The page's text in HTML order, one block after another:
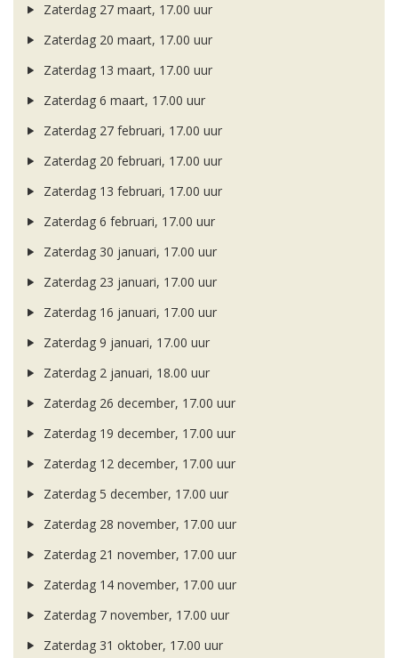
Zaterdag 27 maart, 17.00 uur
Zaterdag 20 maart, 17.00 uur
Zaterdag 13 maart, 17.00 uur
Zaterdag 6 maart, 17.00 uur
Zaterdag 27 februari, 17.00 uur
Zaterdag 20 februari, 17.00 uur
Zaterdag 13 februari, 17.00 uur
Zaterdag 6 februari, 17.00 uur
Zaterdag 30 januari, 17.00 uur
Zaterdag 23 januari, 17.00 uur
Zaterdag 16 januari, 17.00 uur
Zaterdag 9 januari, 17.00 uur
Zaterdag 2 januari, 18.00 uur
Zaterdag 26 december, 17.00 uur
Zaterdag 19 december, 17.00 uur
Zaterdag 12 december, 17.00 uur
Zaterdag 5 december, 17.00 uur
Zaterdag 28 november, 17.00 uur
Zaterdag 21 november, 17.00 uur
Zaterdag 14 november, 17.00 uur
Zaterdag 7 november, 17.00 uur
Zaterdag 31 oktober, 17.00 uur